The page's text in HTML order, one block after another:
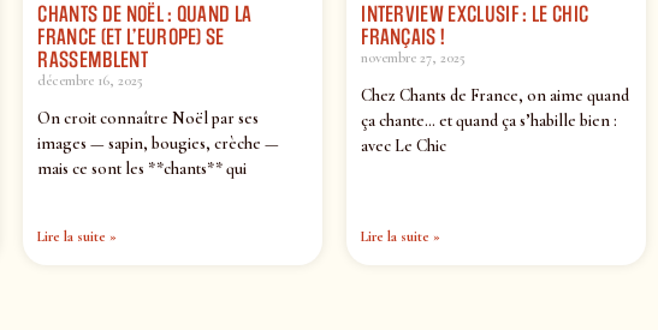
CHANTS DE NOËL : QUAND LA
FRANCE (ET L’EUROPE) SE
RASSEMBLENT
décembre 16, 2025
On croit connaître Noël par ses
images — sapin, bougies, crèche —
mais ce sont les **chants** qui
Lire la suite »
INTERVIEW EXCLUSIF : LE CHIC
FRANÇAIS !
novembre 27, 2025
Chez Chants de France, on aime quand
ça chante… et quand ça s’habille bien :
avec Le Chic
Lire la suite »